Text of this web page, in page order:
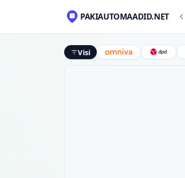
PAKIAUTOMAADID.NET
Visi Omniva DPD